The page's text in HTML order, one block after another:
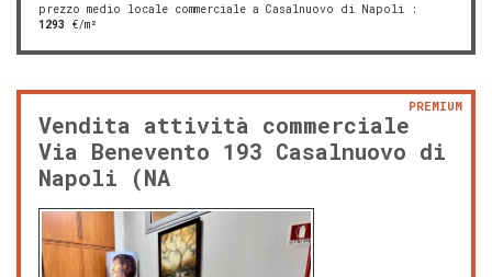
prezzo medio locale commerciale a Casalnuovo di Napoli :
1293 €/m²
Vendita attività commerciale
Via Benevento 193 Casalnuovo di
Napoli (NA
PREMIUM